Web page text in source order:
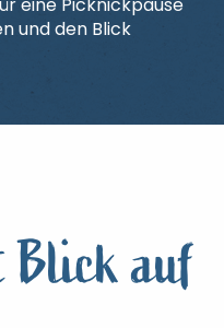
und den Blick
Blick auf